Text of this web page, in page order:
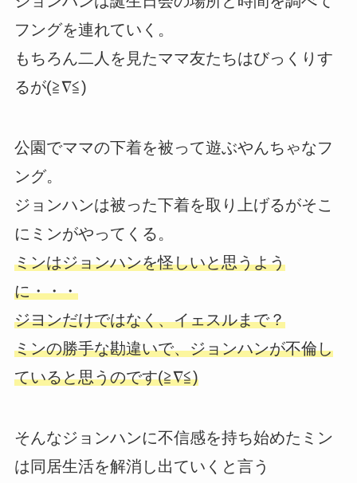
フングを連れていく。
もちろん二人を見たママ友たちはびっくりす
るが(≧∇≦)
公園でママの下着を被って遊ぶやんちゃなフ
ング。
ジョンハンは被った下着を取り上げるがそこ
にミンがやってくる。
ミンはジョンハンを怪しいと思うよう
に・・・
ジヨンだけではなく、イェスルまで？
ミンの勝手な勘違いで、ジョンハンが不倫し
ていると思うのです(≧∇≦)
そんなジョンハンに不信感を持ち始めたミン
は同居生活を解消し出ていくと言う